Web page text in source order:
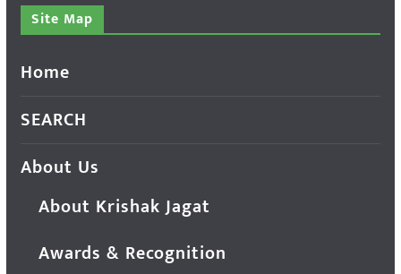
Site Map
Home
SEARCH
About Us
About Krishak Jagat
Awards & Recognition